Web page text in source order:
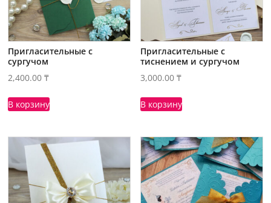
Пригласительные с
сургучом
2,400.00₸
В корзину
Пригласительные с
тиснением и сургучом
3,000.00₸
В корзину